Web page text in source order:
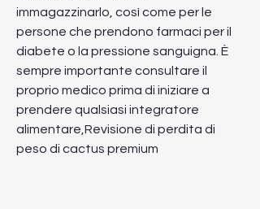
immagazzinarlo, così come per le
persone che prendono farmaci per il
diabete o la pressione sanguigna. È
sempre importante consultare il
proprio medico prima di iniziare a
prendere qualsiasi integratore
alimentare,Revisione di perdita di
peso di cactus premium